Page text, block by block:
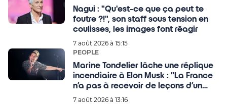
Nagui : "Qu'est-ce que ça peut te
foutre ?!", son staff sous tension en
coulisses, les images font réagir
7 août 2026 à 15:15
PEOPLE
Marine Tondelier lâche une réplique
incendiaire à Elon Musk : "La France
n’a pas à recevoir de leçons d’un
étranger"
7 août 2026 à 13:16